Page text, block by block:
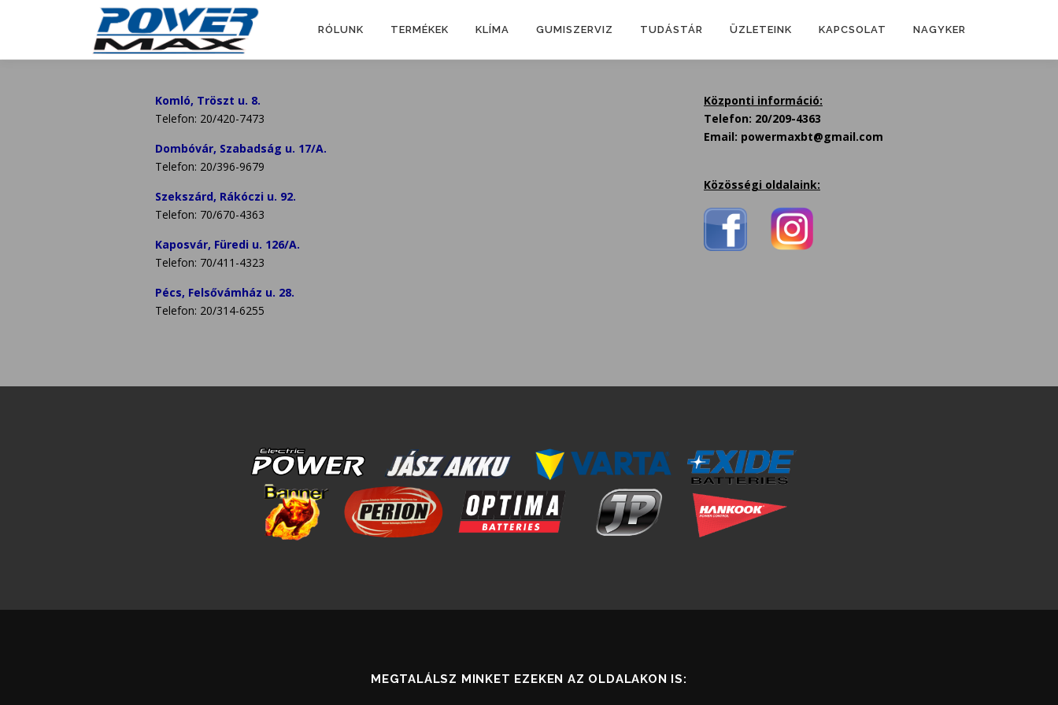
RÓLUNK TERMÉKEK KLÍMA GUMISZERVIZ TUDÁSTÁR ÜZLETEINK KAPCSOLAT NAGYKER
Központi információ:
Telefon: 20/209-4363
Email: powermaxbt@gmail.com
Közösségi oldalaink:
Komló, Tröszt u. 8.
Telefon: 20/420-7473
Dombóvár, Szabadság u. 17/A.
Telefon: 20/396-9679
Szekszárd, Rákóczi u. 92.
Telefon: 70/670-4363
Kaposvár, Füredi u. 126/A.
Telefon: 70/411-4323
Pécs, Felsővámház u. 28.
Telefon: 20/314-6255
MEGTALÁLSZ MINKET EZEKEN AZ OLDALAKON IS: